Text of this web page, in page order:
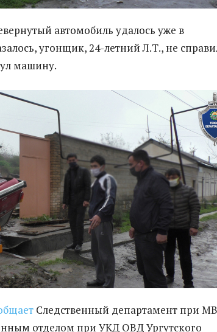
автомобиль удалось уже в
угонщик, 24-летний Л.Т., не
машину.
Следственный департамент при
отделом при УКД ОВД Ургутского